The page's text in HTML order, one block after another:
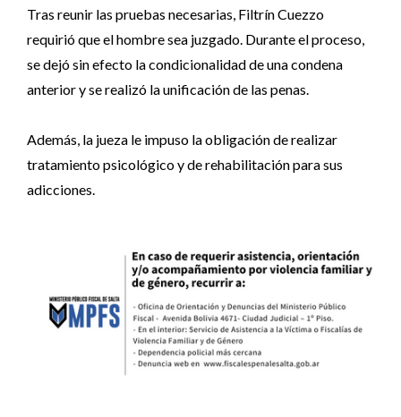
Tras reunir las pruebas necesarias, Filtrín Cuezzo
requirió que el hombre sea juzgado. Durante el proceso,
se dejó sin efecto la condicionalidad de una condena
anterior y se realizó la unificación de las penas.
Además, la jueza le impuso la obligación de realizar
tratamiento psicológico y de rehabilitación para sus
adicciones.